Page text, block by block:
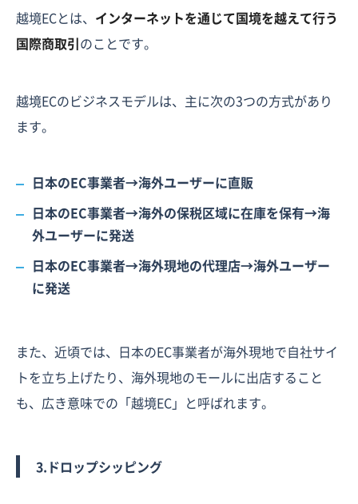
越境ECとは、 インターネットを通じて国境を越えて行う
国際商取引のことです。
越境ECのビジネスモデルは、主に次の3つの方式があり
ます。
日本のEC事業者→海外ユーザーに直販
日本のEC事業者→海外の保税区域に在庫を保有→海
外ユーザーに発送
日本のEC事業者→海外現地の代理店→海外ユーザー
に発送
また、近頃では、日本のEC事業者が海外現地で自社サイ
トを立ち上げたり、海外現地のモールに出店すること
も、広き意味での「越境EC」と呼ばれます。
3.ドロップシッピング